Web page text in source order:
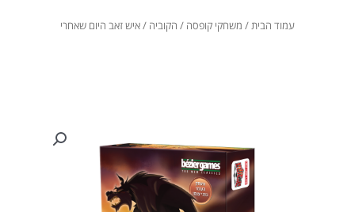
עמוד הבית/ משחקי קופסה / הקוביה / איש זאב היום שאחרי